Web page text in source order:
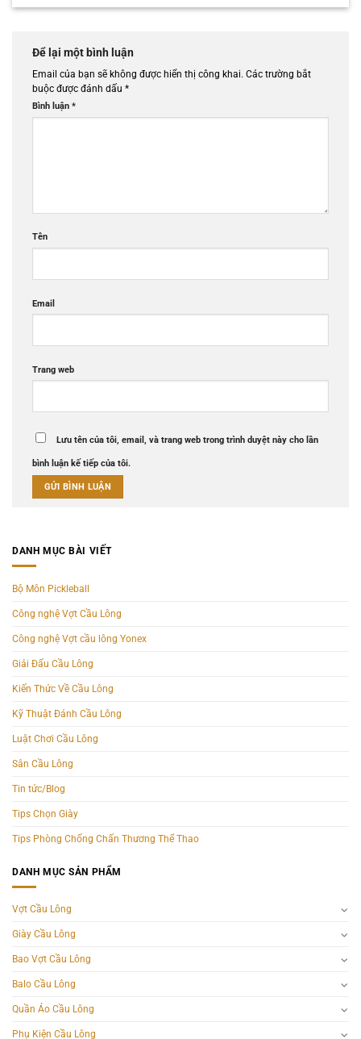
Để lại một bình luận
Email của bạn sẽ không được hiển thị công khai. Các trường bắt
buộc được đánh dấu *
Bình luận *
Tên
Email
Trang web
Lưu tên của tôi, email, và trang web trong trình duyệt này cho lần
bình luận kế tiếp của tôi.
DANH MỤC BÀI VIẾT
Bộ Môn Pickleball
Công nghệ Vợt Cầu Lông
Công nghệ Vợt cầu lông Yonex
Giải Đấu Cầu Lông
Kiến Thức Về Cầu Lông
Kỹ Thuật Đánh Cầu Lông
Luật Chơi Cầu Lông
Sân Cầu Lông
Tin tức/Blog
Tips Chọn Giày
Tips Phòng Chống Chấn Thương Thể Thao
DANH MỤC SẢN PHẨM
Vợt Cầu Lông
Giày Cầu Lông
Bao Vợt Cầu Lông
Balo Cầu Lông
Quần Áo Cầu Lông
Phụ Kiện Cầu Lông